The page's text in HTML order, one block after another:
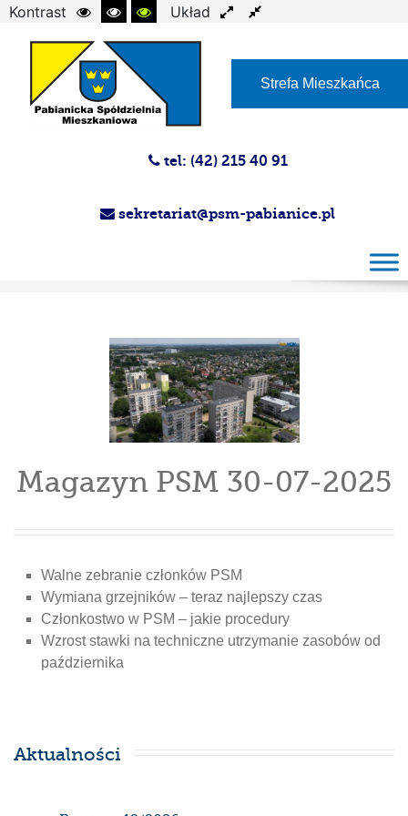
Kontrast
Układ
Strefa Mieszkańca
tel: (42) 215 40 91
sekretariat@psm-pabianice.pl
Magazyn PSM 30-07-2025
Walne zebranie członków PSM
Wymiana grzejników – teraz najlepszy czas
Członkostwo w PSM – jakie procedury
Wzrost stawki na techniczne utrzymanie zasobów od
października
Aktualności